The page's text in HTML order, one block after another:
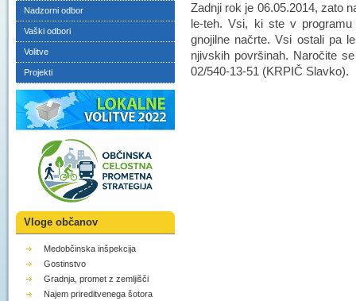
Nadzorni odbor
Vaški odbori
Volitve
Projekti
Vloge občanov
Medobčinska inšpekcija
Gostinstvo
Gradnja, promet z zemljišči
Najem prireditvenega šotora
Zadnji rok je 06.05.2014, zato
le-teh. Vsi, ki ste v
gnojilne načrte. Vsi ostali pa
njivskih površinah. Naročite
02/540-13-51 (KRPIČ Slavko).